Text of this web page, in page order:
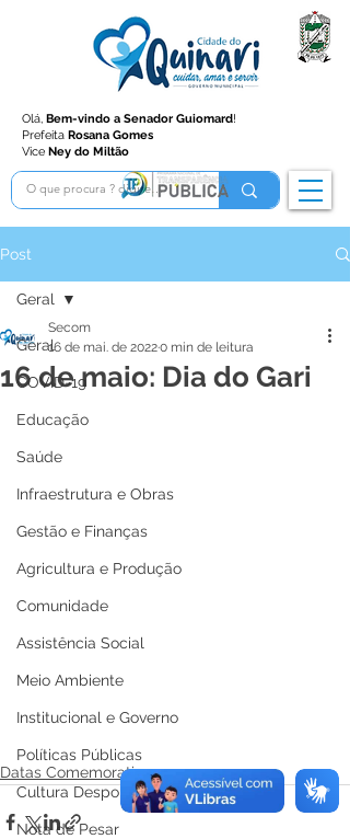
Olá, Bem-vindo a Senador Guiomard!
Prefeita Rosana Gomes
Vice Ney do Miltão
Post
Geral
COVID-19
Educação
Saúde
Infraestrutura e Obras
Gestão e Finanças
Agricultura e Produção
Comunidade
Assistência Social
Meio Ambiente
Institucional e Governo
Políticas Públicas
Cultura Desporto e Lazer
Nota de Pesar
Geral
16 de maio: Dia do Gari
Secom
16 de mai. de 20220 min de leitura
Datas Comemorativas